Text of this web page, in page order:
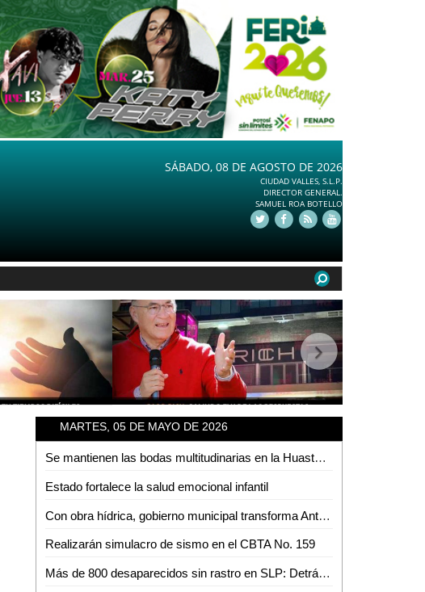
SÁBADO, 08 DE AGOSTO DE 2026
CIUDAD VALLES, S.L.P.
DIRECTOR GENERAL.
SAMUEL ROA BOTELLO
MARTES, 05 DE MAYO DE 2026
Se mantienen las bodas multitudinarias en la Huasteca pese a nuevas tendencias
Estado fortalece la salud emocional infantil
Con obra hídrica, gobierno municipal transforma Antiguo Tambolón
Realizarán simulacro de sismo en el CBTA No. 159
Más de 800 desaparecidos sin rastro en SLP: Detrás de cada número hay una historia pendiente